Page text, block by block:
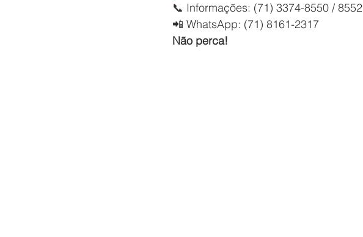
📞 Informações: (71) 3374-8550 / 8552
📲 WhatsApp: (71) 8161-2317
Não perca!